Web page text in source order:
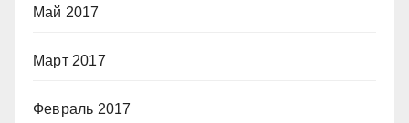
Май 2017
Март 2017
Февраль 2017